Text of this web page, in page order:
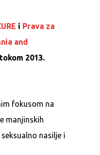
i Prava za
and
2013.
fokusom na
manjinskih
nasilje i